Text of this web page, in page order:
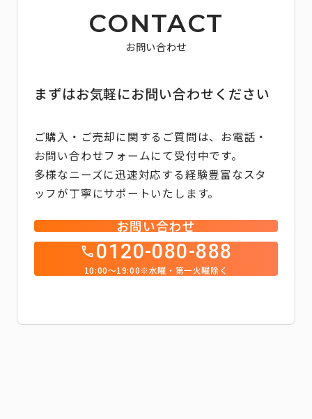
CONTACT
お問い合わせ
まずはお気軽にお問い合わせください
ご購入・ご売却に関するご質問は、お電話・
お問い合わせフォームにて受付中です。
多様なニーズに迅速対応する経験豊富なスタ
ッフが丁寧にサポートいたします。
お問い合わせ
0120-080-888
10:00～19:00※水曜・第一火曜除く